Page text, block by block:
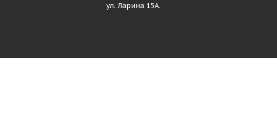
ул. Ларина 15А.